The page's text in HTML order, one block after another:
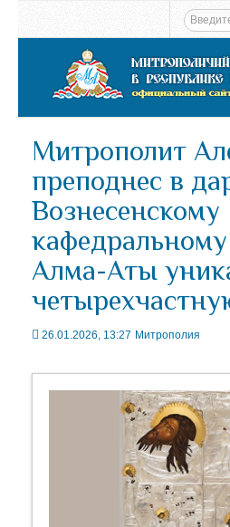
Митрополит
преподнес в
Вознесенскому
Алма-Аты
26.01.2026, 13:27 Митрополия